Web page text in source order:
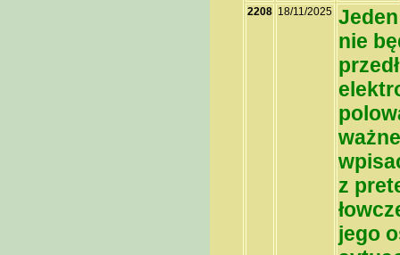
2208 18/11/2025
nie
z
jego